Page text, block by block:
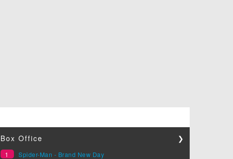
Box Office ❯
1
Spider-Man - Brand New Day